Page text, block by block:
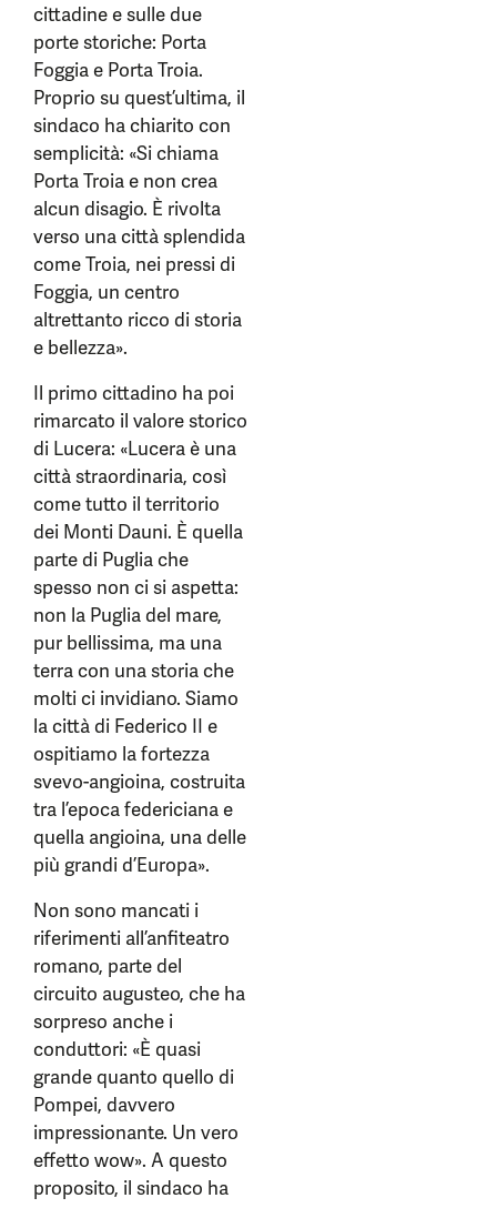
cittadine e sulle due
porte storiche: Porta
Foggia e Porta Troia.
Proprio su quest’ultima, il
sindaco ha chiarito con
semplicità: «Si chiama
Porta Troia e non crea
alcun disagio. È rivolta
verso una città splendida
come Troia, nei pressi di
Foggia, un centro
altrettanto ricco di storia
e bellezza».
Il primo cittadino ha poi
rimarcato il valore storico
di Lucera: «Lucera è una
città straordinaria, così
come tutto il territorio
dei Monti Dauni. È quella
parte di Puglia che
spesso non ci si aspetta:
non la Puglia del mare,
pur bellissima, ma una
terra con una storia che
molti ci invidiano. Siamo
la città di Federico II e
ospitiamo la fortezza
svevo-angioina, costruita
tra l’epoca federiciana e
quella angioina, una delle
più grandi d’Europa».
Non sono mancati i
riferimenti all’anfiteatro
romano, parte del
circuito augusteo, che ha
sorpreso anche i
conduttori: «È quasi
grande quanto quello di
Pompei, davvero
impressionante. Un vero
effetto wow». A questo
proposito, il sindaco ha